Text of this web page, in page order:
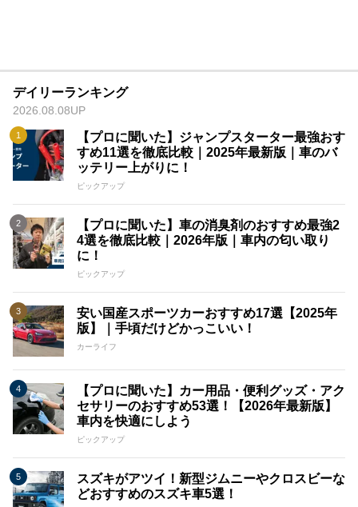
デイリーランキング
2026.08.08UP
【プロに聞いた】ジャンプスターター最強おす
すめ11選を徹底比較｜2025年最新版｜車のバ
ッテリー上がりに！
ピックアップ
【プロに聞いた】車の消臭剤のおすすめ最強2
4選を徹底比較｜2026年版｜車内の匂い取り
に！
ピックアップ
安い国産スポーツカーおすすめ17選【2025年
版】｜手頃だけどかっこいい！
カーライフ
【プロに聞いた】カー用品・便利グッズ・アク
セサリーのおすすめ53選！【2026年最新版】
車内を快適にしよう
ピックアップ
スズキがアツイ！新型ジムニーやクロスビーな
どおすすめのスズキ車5選！